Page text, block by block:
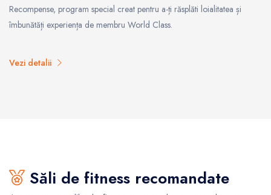
Recompense, program special creat pentru a-ți răsplăti loialitatea și
îmbunătăți experiența de membru World Class.
Vezi detalii
Săli de fitness recomandate